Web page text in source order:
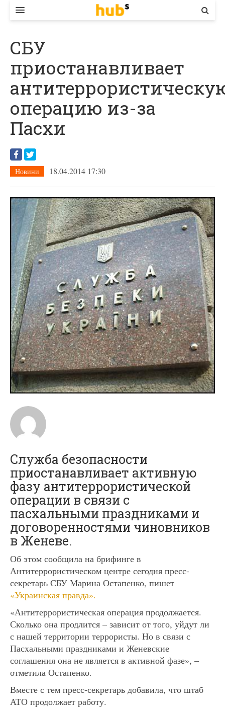
ЕКОНОМІКА
БІЗНЕС
СТАРТЕР
КОНТАКТИ
СБУ
приостанавливает
операцию из-за
Пасхи
Новини 18.04.2014 17:30
Служба безопасности
приостанавливает активную
фазу антитеррористической
операции в связи с
пасхальными праздниками и
договоренностями чиновников
в Женеве.
Об этом сообщила на брифинге в
Антитеррористическом центре сегодня пресс-
секретарь СБУ Марина Остапенко, пишет
«Украинская правда».
«Антитеррористическая операция продолжается.
Сколько она продлится – зависит от того, уйдут ли
с нашей территории террористы. Но в связи с
Пасхальными праздниками и Женевские
соглашения она не является в активной фазе», –
отметила Остапенко.
Вместе с тем пресс-секретарь добавила, что штаб
АТО продолжает работу.